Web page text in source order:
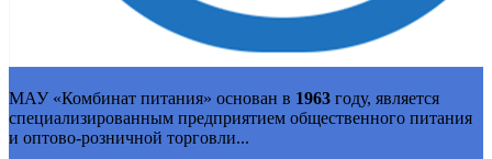
МАУ «Комбинат питания» основан в 1963 году, является
специализированным предприятием общественного питания
и оптово-розничной торговли...